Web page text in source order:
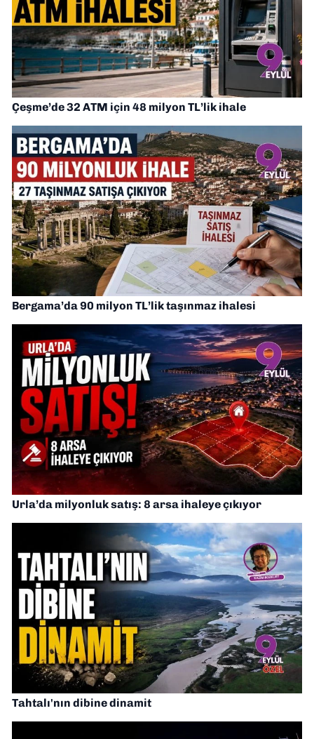
Çeşme’de 32 ATM için 48 milyon TL’lik ihale
Bergama’da 90 milyon TL’lik taşınmaz ihalesi
Urla’da milyonluk satış: 8 arsa ihaleye çıkıyor
Tahtalı'nın dibine dinamit